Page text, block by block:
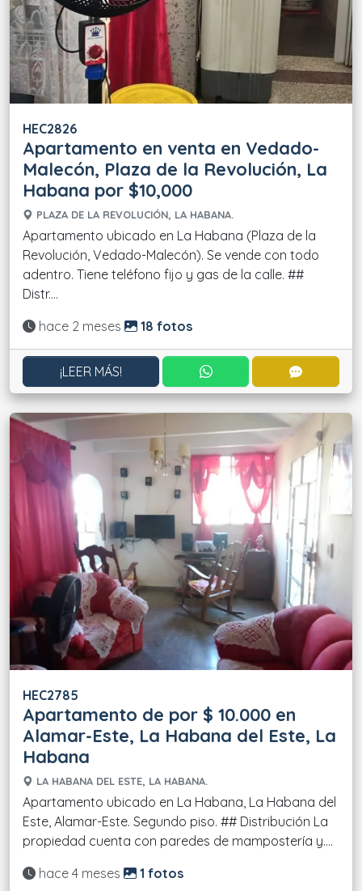
HEC2826
Apartamento en venta en Vedado-
Malecón, Plaza de la Revolución, La
Habana por $10,000
PLAZA DE LA REVOLUCIÓN, LA HABANA.
Apartamento ubicado en La Habana (Plaza de la
Revolución, Vedado-Malecón). Se vende con todo
adentro. Tiene teléfono fijo y gas de la calle. ##
Distr....
Actualizado:
hace 2 meses 18 fotos
¡LEER MÁS! CONTACTAR POR
HEC2785
Apartamento de por $ 10.000 en
Alamar-Este, La Habana del Este, La
Habana
LA HABANA DEL ESTE, LA HABANA.
Apartamento ubicado en La Habana, La Habana del
Este, Alamar-Este. Segundo piso. ## Distribución La
propiedad cuenta con paredes de mampostería y....
Actualizado:
hace 4 meses 1 fotos